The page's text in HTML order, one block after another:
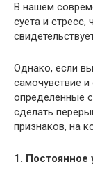
В нашем
суета и
Однако, если
самочувствие
определенные
сделать
признаков, на
1. Постоянное